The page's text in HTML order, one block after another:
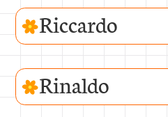
Riccardo
Rinaldo